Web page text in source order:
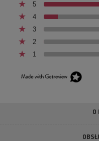
5
4
3
2
1
O